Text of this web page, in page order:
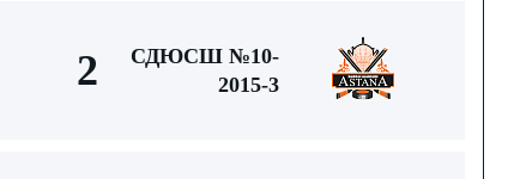
2
СДЮСШ №10-
2015-3